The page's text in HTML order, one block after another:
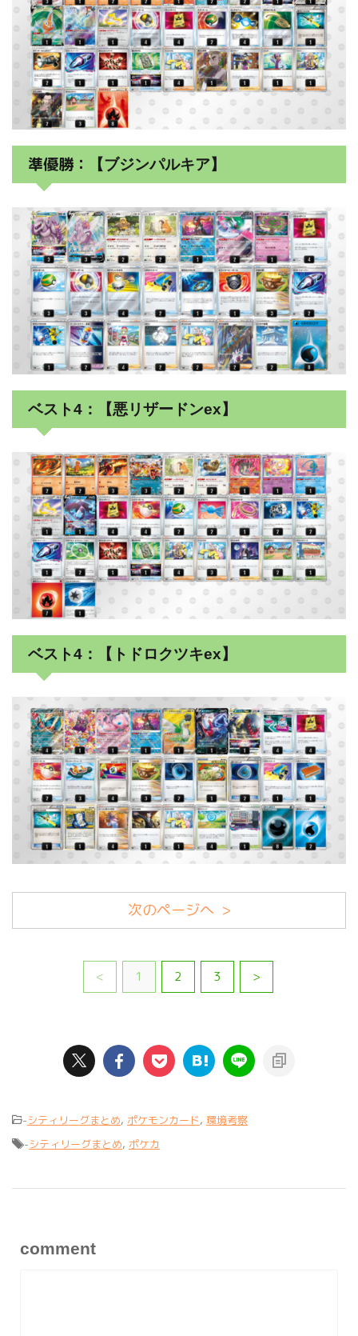
準優勝： 【ブジンパルキア】
ベスト4：【悪リザードンex】
ベスト4：【トドロクツキex】
次のページへ >
< 1 2 3 >
-シティリーグまとめ, ポケモンカード, 環境考察
-シティリーグまとめ, ポケカ
comment